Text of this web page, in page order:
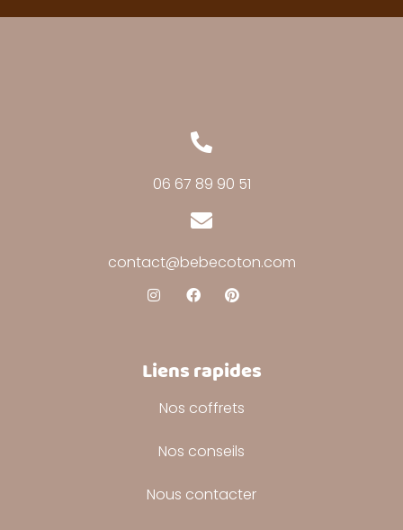
06 67 89 90 51
contact@bebecoton.com
Liens rapides
Nos coffrets
Nos conseils
Nous contacter